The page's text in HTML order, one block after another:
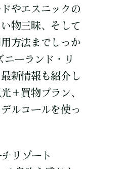
やエスニックの
物三昧、そして
方法までしっか
ーランド・リ
新情報も紹介し
＋買物プラン、
ルコールを使っ
リゾート